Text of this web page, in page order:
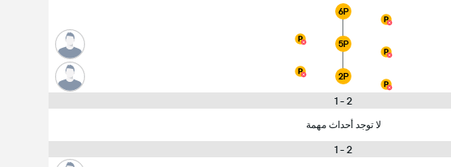
6P
5P
2P
2 - 1
لا توجد أحداث مهمة
2 - 1